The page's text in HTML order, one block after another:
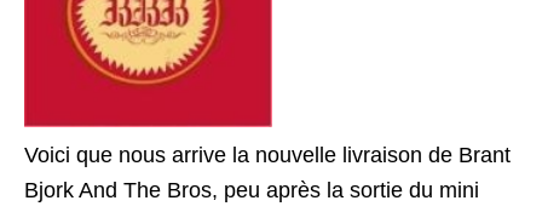
Voici que nous arrive la nouvelle livraison de Brant
Bjork And The Bros, peu après la sortie du mini